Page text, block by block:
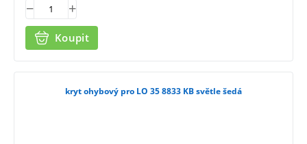
Koupit
kryt ohybový pro LO 35 8833 KB světle šedá